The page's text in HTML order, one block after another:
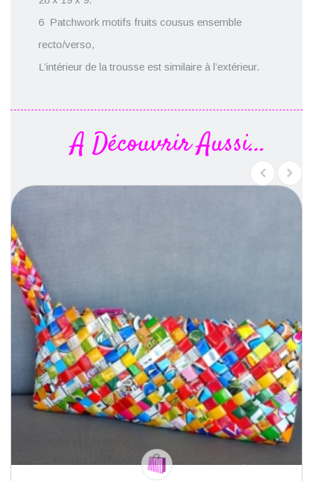
6 Patchwork motifs fruits cousus ensemble
recto/verso,
L’intérieur de la trousse est similaire à l’extérieur.
A Découvrir Aussi...